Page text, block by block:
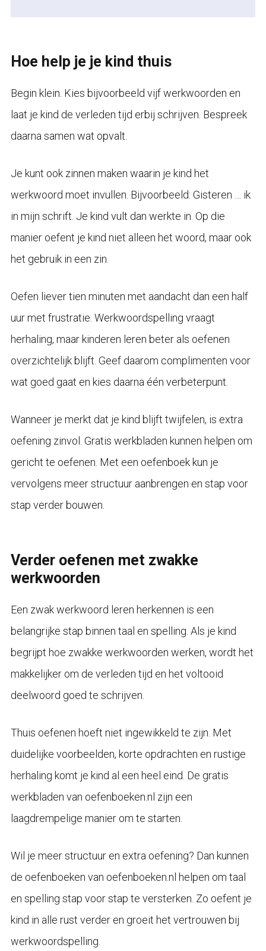
Hoe help je je kind thuis
Begin klein. Kies bijvoorbeeld vijf werkwoorden en
laat je kind de verleden tijd erbij schrijven. Bespreek
daarna samen wat opvalt.
Je kunt ook zinnen maken waarin je kind het
werkwoord moet invullen. Bijvoorbeeld: Gisteren … ik
in mijn schrift. Je kind vult dan werkte in. Op die
manier oefent je kind niet alleen het woord, maar ook
het gebruik in een zin.
Oefen liever tien minuten met aandacht dan een half
uur met frustratie. Werkwoordspelling vraagt
herhaling, maar kinderen leren beter als oefenen
overzichtelijk blijft. Geef daarom complimenten voor
wat goed gaat en kies daarna één verbeterpunt.
Wanneer je merkt dat je kind blijft twijfelen, is extra
oefening zinvol. Gratis werkbladen kunnen helpen om
gericht te oefenen. Met een oefenboek kun je
vervolgens meer structuur aanbrengen en stap voor
stap verder bouwen.
Verder oefenen met zwakke
werkwoorden
Een zwak werkwoord leren herkennen is een
belangrijke stap binnen taal en spelling. Als je kind
begrijpt hoe zwakke werkwoorden werken, wordt het
makkelijker om de verleden tijd en het voltooid
deelwoord goed te schrijven.
Thuis oefenen hoeft niet ingewikkeld te zijn. Met
duidelijke voorbeelden, korte opdrachten en rustige
herhaling komt je kind al een heel eind. De gratis
werkbladen van oefenboeken.nl zijn een
laagdrempelige manier om te starten.
Wil je meer structuur en extra oefening? Dan kunnen
de oefenboeken van oefenboeken.nl helpen om taal
en spelling stap voor stap te versterken. Zo oefent je
kind in alle rust verder en groeit het vertrouwen bij
werkwoordspelling.